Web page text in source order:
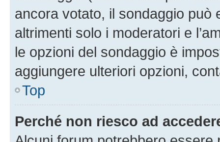
ancora votato, il sondaggio può
altrimenti solo i moderatori e
le opzioni del sondaggio è
aggiungere ulteriori opzioni,
Top
Perché non riesco ad